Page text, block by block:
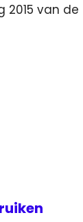
2015 van de